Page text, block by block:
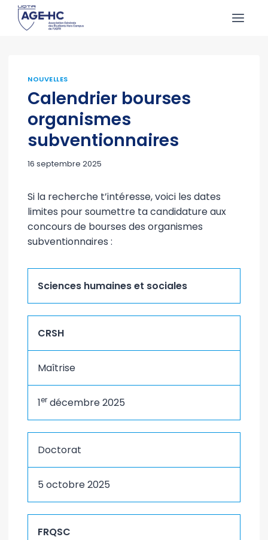
Aller
NOUVELLES
Calendrier bourses
organismes
subventionnaires
16 septembre 2025
Si la recherche t’intéresse, voici les dates
limites pour soumettre ta candidature aux
concours de bourses des organismes
subventionnaires :
Sciences humaines et sociales
CRSH
Maîtrise
1er décembre 2025
Doctorat
5 octobre 2025
FRQSC